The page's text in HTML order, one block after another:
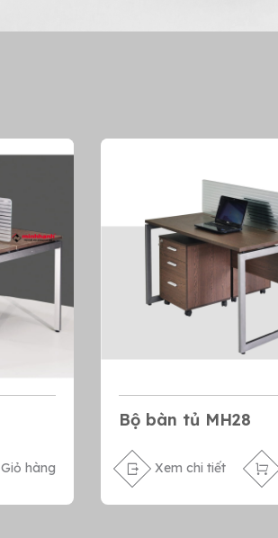
Giỏ hàng
Bộ bàn tủ MH28
Xem chi tiết